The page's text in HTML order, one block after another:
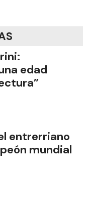
edad
entrerriano
mundial